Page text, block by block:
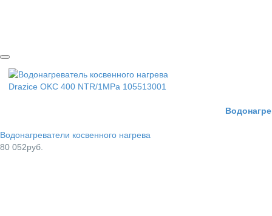
Водонагреватели косвенного нагрева
80 052руб.